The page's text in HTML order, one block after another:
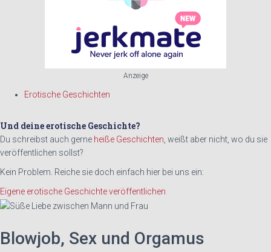
Anzeige
Erotische Geschichten
Und deine erotische Geschichte?
Du schreibst auch gerne heiße Geschichten, weißt aber nicht, wo du sie
veröffentlichen sollst?
Kein Problem. Reiche sie doch einfach hier bei uns ein:
Eigene erotische Geschichte veröffentlichen
Blowjob, Sex und Orgamus